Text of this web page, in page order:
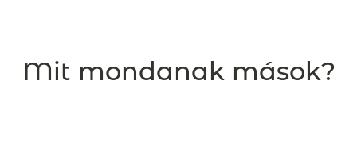
Mit mondanak mások?